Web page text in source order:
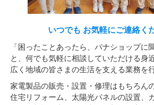
いつでも お気軽にご連絡く
「困ったことあったら、パナショップに
と、何でも気軽に相談していただける身
広く地域の皆さまの生活を支える業務を
家電製品の販売・設置・修理はもちろん
住宅リフォーム、太陽光パネルの設置、